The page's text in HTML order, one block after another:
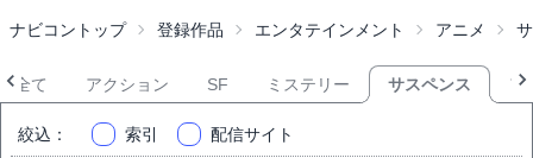
ナビコントップ 登録作品 エンタテインメント アニメ
全て アクション SF ミステリー サスペンス ア
絞込 ： 索引 配信サイト